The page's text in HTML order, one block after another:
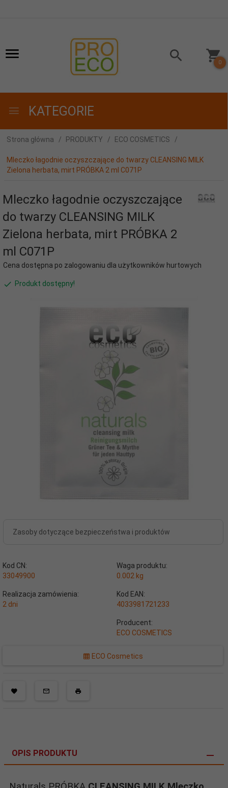
0
KATEGORIE
Strona główna PRODUKTY ECO COSMETICS
Mleczko łagodnie oczyszczające do twarzy CLEANSING MILK
Zielona herbata, mirt PRÓBKA 2 ml C071P
Mleczko łagodnie oczyszczające
do twarzy CLEANSING MILK
Zielona herbata, mirt PRÓBKA 2
ml C071P
Cena dostępna po zalogowaniu dla użytkowników hurtowych
Produkt dostępny!
Zasoby dotyczące bezpieczeństwa i produktów
Kod CN:
33049900
Waga produktu:
0.002 kg
Realizacja zamówienia:
2 dni
Kod EAN:
4033981721233
Producent:
ECO COSMETICS
ECO Cosmetics
OPIS PRODUKTU